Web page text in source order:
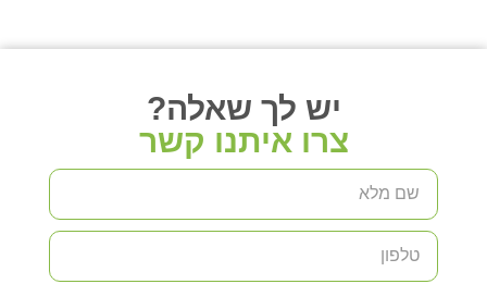
יש לך שאלה?
צרו איתנו קשר